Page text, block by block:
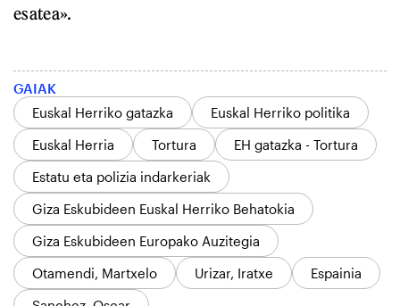
esatea».
GAIAK
Euskal Herriko gatazka
Euskal Herriko politika
Euskal Herria
Tortura
EH gatazka - Tortura
Estatu eta polizia indarkeriak
Giza Eskubideen Euskal Herriko Behatokia
Giza Eskubideen Europako Auzitegia
Otamendi, Martxelo
Urizar, Iratxe
Espainia